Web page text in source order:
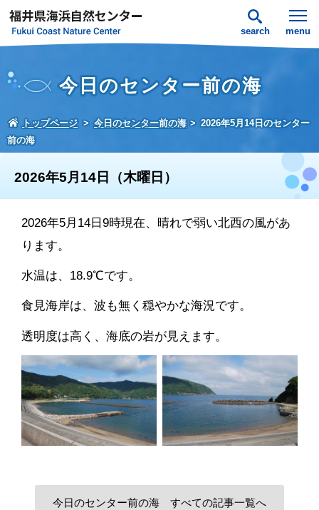
search menu
今日のセンター前の海
トップページ 今日のセンター前の海
2026年5月14日のセンター
前の海
2026年5月14日（木曜日）
2026年5月14日9時現在、晴れで弱い北西の風があ
ります。
水温は、18.9℃です。
食見海岸は、波も無く穏やかな海況です。
透明度は高く、海底の岩が見えます。
今日のセンター前の海 すべての記事一覧へ